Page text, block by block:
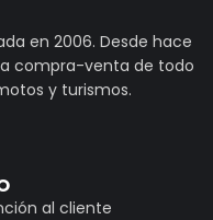
en 2006. Desde hace
compra-venta de todo
y turismos.
al cliente